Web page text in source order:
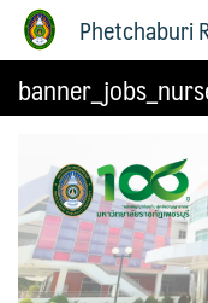
Phetchaburi